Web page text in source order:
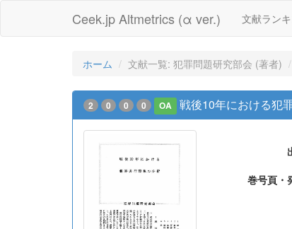
Ceek.jp Altmetrics (α ver.) 文献ラン
ホーム 文献一覧: 犯罪問題研究部会 (著者)
2 0 0 0 OA 戦後10年における犯
巻号頁・